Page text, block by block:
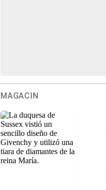
MAGACÍN